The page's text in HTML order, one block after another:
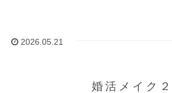
2026.05.21
婚活メイク２